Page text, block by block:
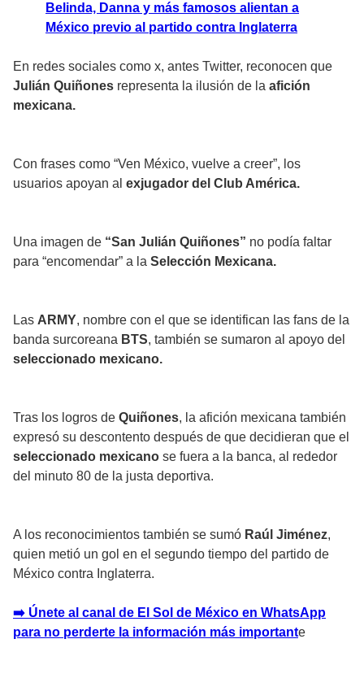
Belinda, Danna y más famosos alientan a
México previo al partido contra Inglaterra
En redes sociales como x, antes Twitter, reconocen que
Julián Quiñones representa la ilusión de la afición
mexicana.
Con frases como “Ven México, vuelve a creer”, los
usuarios apoyan al exjugador del Club América.
Una imagen de “San Julián Quiñones” no podía faltar
para “encomendar” a la Selección Mexicana.
Las ARMY, nombre con el que se identifican las fans de la
banda surcoreana BTS, también se sumaron al apoyo del
seleccionado mexicano.
Tras los logros de Quiñones, la afición mexicana también
expresó su descontento después de que decidieran que el
seleccionado mexicano se fuera a la banca, al rededor
del minuto 80 de la justa deportiva.
A los reconocimientos también se sumó Raúl Jiménez,
quien metió un gol en el segundo tiempo del partido de
México contra Inglaterra.
➡️ Únete al canal de El Sol de México en WhatsApp
para no perderte la información más importante